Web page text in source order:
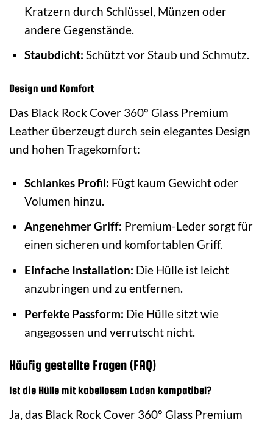
Kratzern durch Schlüssel, Münzen oder
andere Gegenstände.
Staubdicht: Schützt vor Staub und Schmutz.
Design und Komfort
Das Black Rock Cover 360° Glass Premium
Leather überzeugt durch sein elegantes Design
und hohen Tragekomfort:
Schlankes Profil: Fügt kaum Gewicht oder
Volumen hinzu.
Angenehmer Griff: Premium-Leder sorgt für
einen sicheren und komfortablen Griff.
Einfache Installation: Die Hülle ist leicht
anzubringen und zu entfernen.
Perfekte Passform: Die Hülle sitzt wie
angegossen und verrutscht nicht.
Häufig gestellte Fragen (FAQ)
Ist die Hülle mit kabellosem Laden kompatibel?
Ja, das Black Rock Cover 360° Glass Premium